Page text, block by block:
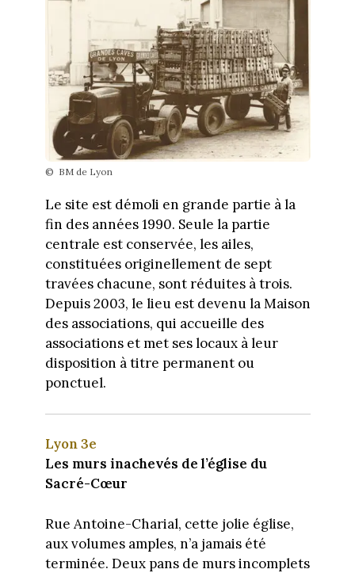
© BM de Lyon
Le site est démoli en grande partie à la
fin des années 1990. Seule la partie
centrale est conservée, les ailes,
constituées originellement de sept
travées chacune, sont réduites à trois.
Depuis 2003, le lieu est devenu la Maison
des associations, qui accueille des
associations et met ses locaux à leur
disposition à titre permanent ou
ponctuel.
Lyon 3e
Les murs inachevés de l’église du
Sacré-Cœur
Rue Antoine-Charial, cette jolie église,
aux volumes amples, n’a jamais été
terminée. Deux pans de murs incomplets